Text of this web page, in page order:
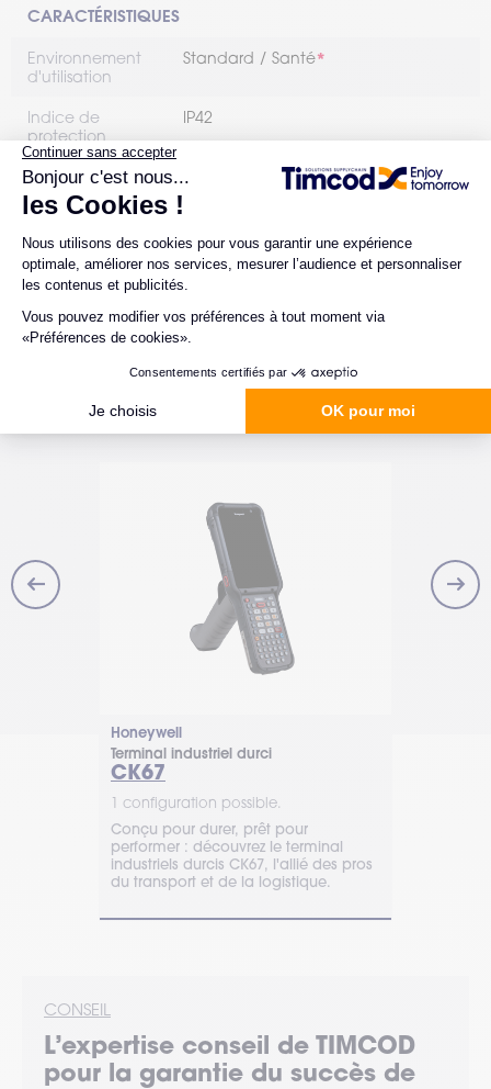
CARACTÉRISTIQUES
Environnement
d'utilisation
Standard Santé
Indice de
protection
IP42
Résistance aux
chutes (mètres)
Communication
bluetooth
Honeywell
Terminal industriel durci
CK67
1 configuration possible.
Conçu pour durer, prêt pour
performer : découvrez le terminal
industriels durcis CK67, l'allié des pros
du transport et de la logistique.
CONSEIL
L’expertise conseil de TIMCOD
pour la garantie du succès de